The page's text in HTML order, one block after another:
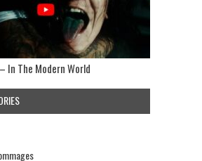
In The Modern World